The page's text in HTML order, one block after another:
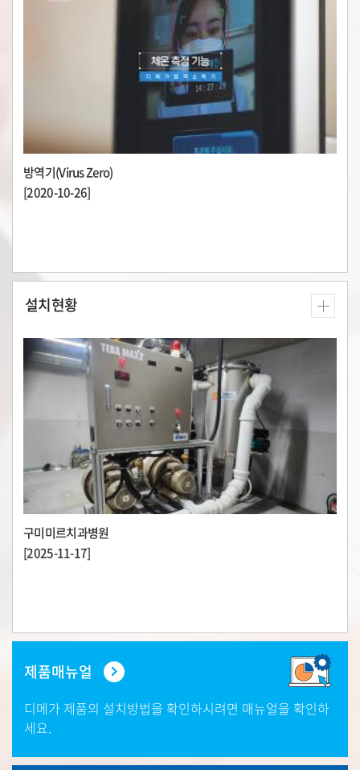
방역기(Virus Zero)
[2020-10-26]
설치현황
구미미르치과병원
[2025-11-17]
제품매뉴얼
디메가 제품의 설치방법을 확인하시려면 매뉴얼을 확인하
세요.